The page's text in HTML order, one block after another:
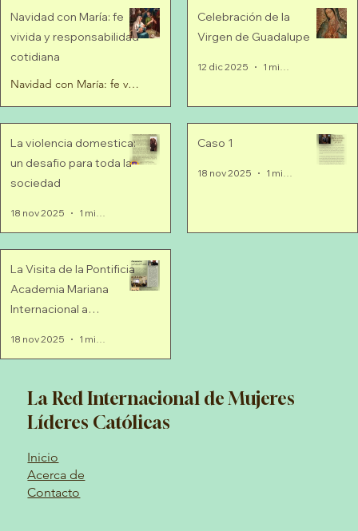
Navidad con María: fe
vivida y responsabilidad
cotidiana
Navidad con María: fe vivida y resp
Celebración de la
Virgen de Guadalupe
12 dic 2025 1 min de lectura
La violencia domestica:
un desafio para toda la
sociedad
18 nov 2025 1 min de lectura
Caso 1
18 nov 2025 1 min de lectura
La Visita de la Pontificia
Academia Mariana
Internacional a
18 nov 2025 1 min de lectura
La Red Internacional de Mujeres
Líderes Católicas
Inicio
Acerca de
Contacto